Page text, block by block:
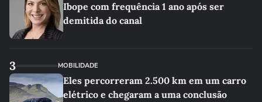
Ibope com frequência 1 ano após ser
demitida do canal
3 MOBILIDADE
Eles percorreram 2.500 km em um carro
elétrico e chegaram a uma conclusão